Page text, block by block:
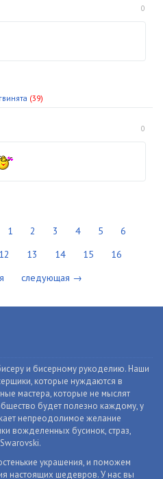
0
(39)
0
1 2 3 4 5
6
12 13 14 15
16
следующая →
и бисерному рукоделию. Наши
которые нуждаются в
мастера, которые не мыслят
будет полезно каждому, у
непреодолимое желание
вожделенных бусинок, страз,
украшения, и поможем
настоящих шедевров. У нас вы